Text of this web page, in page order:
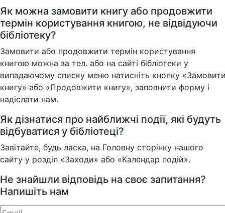
Як можна замовити книгу або продовжити
термін користування книгою, не відвідуючи
бібліотеку?
Замовити або продовжити термін користування
книгою можна за тел. або на сайті бібліотеки у
випадаючому списку меню натисніть кнопку
книгу» або «Продовжити книгу», заповнити форму і
надіслати нам.
Як дізнатися про найближчі події, які будуть
відбуватися у бібліотеці?
Завітайте, будь ласка, на Головну сторінку нашого
сайту у розділ «Заходи» або «Календар подій».
Не знайшли відповідь на своє запитання?
Напишіть нам